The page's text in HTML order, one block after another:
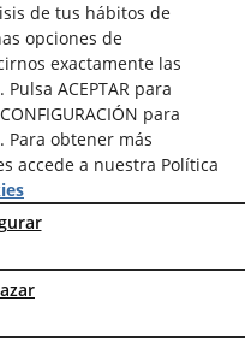
de tus hábitos de
opciones de
exactamente las
ACEPTAR para
para
obtener más
accede a nuestra Política